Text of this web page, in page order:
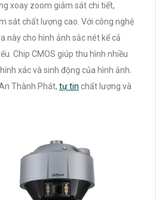
xoay zoom giám sát chi tiết,
sát chất lượng cao. Với công nghệ
này cho hình ảnh sắc nét kể cả
Chip CMOS giúp thu hình nhiều
xác và sinh động của hình ảnh.
Thành Phát, tự tin chất lượng và